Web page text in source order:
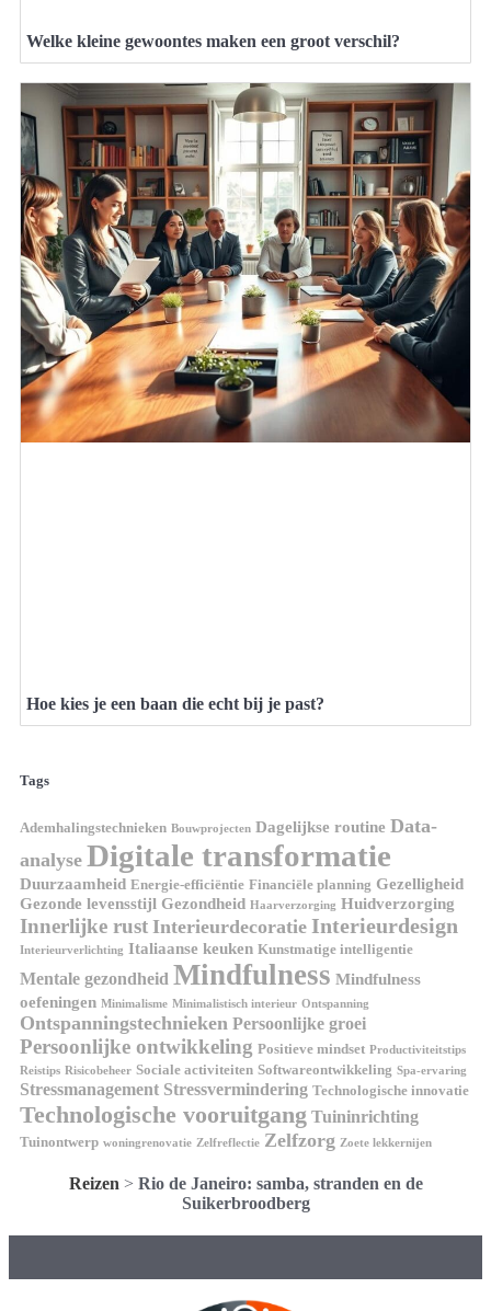
Welke kleine gewoontes maken een groot verschil?
Hoe kies je een baan die echt bij je past?
Tags
Ademhalingstechnieken Bouwprojecten Dagelijkse routine Data-
analyse Digitale transformatie
Duurzaamheid Energie-efficiëntie Financiële planning Gezelligheid
Gezonde levensstijl Gezondheid Haarverzorging Huidverzorging
Innerlijke rust Interieurdecoratie Interieurdesign
Interieurverlichting Italiaanse keuken Kunstmatige intelligentie
Mentale gezondheid Mindfulness Mindfulness
oefeningen Minimalisme Minimalistisch interieur Ontspanning
Ontspanningstechnieken Persoonlijke groei
Persoonlijke ontwikkeling Positieve mindset Productiviteitstips
Reistips Risicobeheer Sociale activiteiten Softwareontwikkeling Spa-ervaring
Stressmanagement Stressvermindering Technologische innovatie
Technologische vooruitgang Tuininrichting
Tuinontwerp woningrenovatie Zelfreflectie Zelfzorg Zoete lekkernijen
Reizen > Rio de Janeiro: samba, stranden en de
Suikerbroodberg